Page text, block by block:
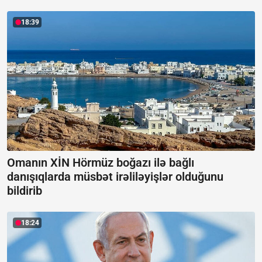
18:39
Omanın XİN Hörmüz boğazı ilə bağlı
danışıqlarda müsbət irəliləyişlər olduğunu
bildirib
18:24